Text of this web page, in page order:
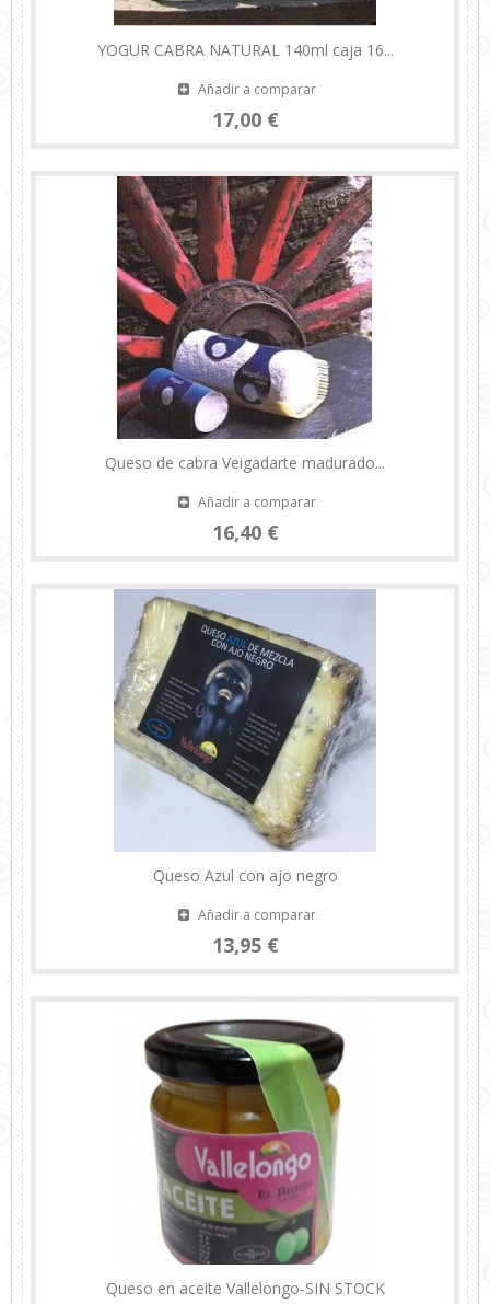
YOGUR CABRA NATURAL 140ml caja 16...
Añadir a comparar
17,00 €
Queso de cabra Veigadarte madurado...
Añadir a comparar
16,40 €
Queso Azul con ajo negro
Añadir a comparar
13,95 €
Queso en aceite Vallelongo-SIN STOCK